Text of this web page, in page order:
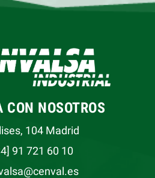
CON NOSOTROS
104 Madrid
91 721 60 10